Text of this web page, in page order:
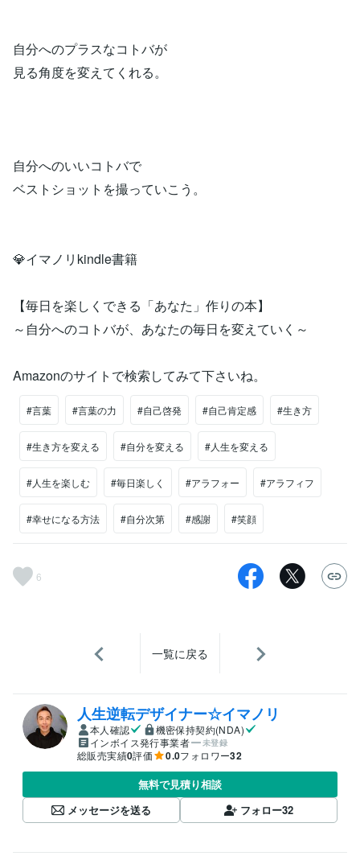
自分へのプラスなコトバが
見る角度を変えてくれる。
自分へのいいコトバで
ベストショットを撮っていこう。
💎イマノリkindle書籍
【毎日を楽しくできる「あなた」作りの本】
～自分へのコトバが、あなたの毎日を変えていく～
Amazonのサイトで検索してみて下さいね。
#言葉 #言葉の力 #自己啓発 #自己肯定感 #生き方
#生き方を変える #自分を変える #人生を変える
#人生を楽しむ #毎日楽しく #アラフォー #アラフィフ
#幸せになる方法 #自分次第 #感謝 #笑顔
6
一覧に戻る
人生逆転デザイナー☆イマノリ
本人確認
機密保持契約(NDA)
インボイス発行事業者
未登録
総販売実績0評価 0.0フォロワー32
無料で見積り相談
メッセージを送る
フォロー32